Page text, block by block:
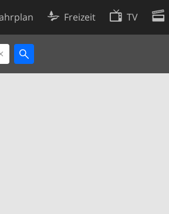
Freizeit TV
Richtlinie
Einstellungen